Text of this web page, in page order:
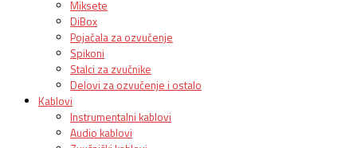
Miksete
DiBox
Pojačala za ozvučenje
Spikoni
Stalci za zvučnike
Delovi za ozvučenje i ostalo
Kablovi
Instrumentalni kablovi
Audio kablovi